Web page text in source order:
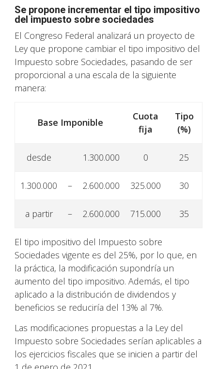
Se propone incrementar el tipo impositivo
del impuesto sobre sociedades
El Congreso Federal analizará un proyecto de
Ley que propone cambiar el tipo impositivo del
Impuesto sobre Sociedades, pasando de ser
proporcional a una escala de la siguiente
manera:
Base Imponible
Cuota
fija
Tipo
(%)
desde 1.300.000 0 25
1.300.000 – 2.600.000 325.000 30
a partir – 2.600.000 715.000 35
El tipo impositivo del Impuesto sobre
Sociedades vigente es del 25%, por lo que, en
la práctica, la modificación supondría un
aumento del tipo impositivo. Además, el tipo
aplicado a la distribución de dividendos y
beneficios se reduciría del 13% al 7%.
Las modificaciones propuestas a la Ley del
Impuesto sobre Sociedades serían aplicables a
los ejercicios fiscales que se inicien a partir del